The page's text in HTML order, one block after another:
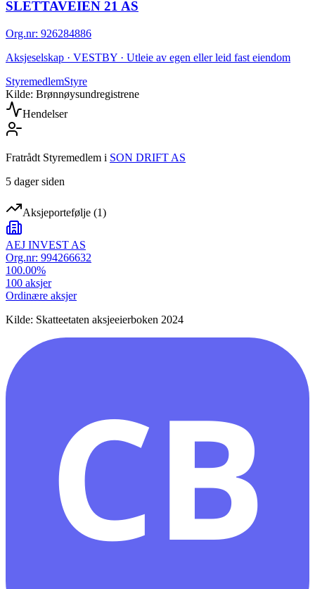
SLETTAVEIEN 21 AS
Org.nr: 926284886
Aksjeselskap · VESTBY · Utleie av egen eller leid fast eiendom
StyremedlemStyre
Kilde: Brønnøysundregistrene
Hendelser
Fratrådt Styremedlem i SON DRIFT AS
5 dager siden
Aksjeportefølje (1)
AEJ INVEST AS
Org.nr: 994266632
100.00%
100 aksjer
Ordinære aksjer
Kilde: Skatteetaten aksjeeierboken 2024
CB